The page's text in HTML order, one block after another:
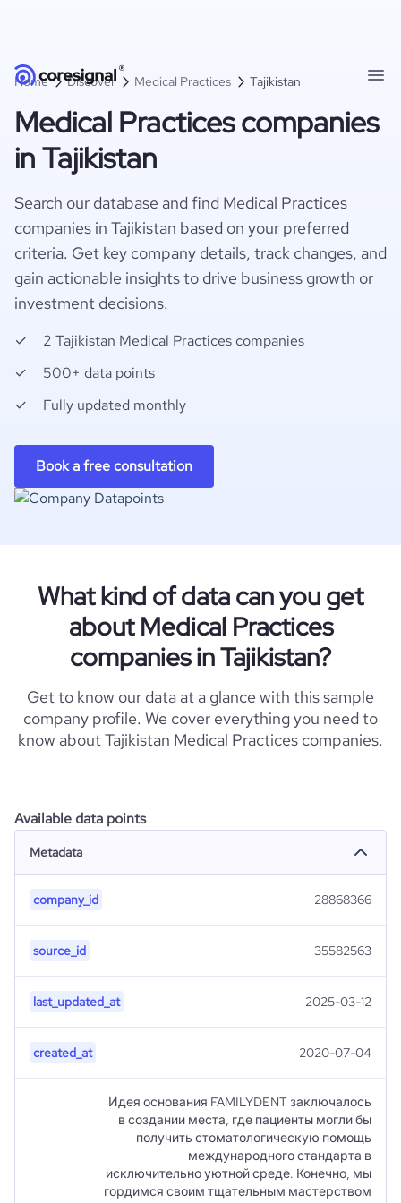
Home Discover Medical Practices Tajikistan
Medical Practices companies
in Tajikistan
Search our database and find Medical Practices
companies in Tajikistan based on your preferred
criteria. Get key company details, track changes, and
gain actionable insights to drive business growth or
investment decisions.
2 Tajikistan Medical Practices companies
500+ data points
Fully updated monthly
Book a free consultation
What kind of data can you get
about Medical Practices
companies in Tajikistan?
Get to know our data at a glance with this sample
company profile. We cover everything you need to
know about Tajikistan Medical Practices companies.
Available data points
Metadata
company_id 28868366
source_id 35582563
last_updated_at 2025-03-12
created_at 2020-07-04
Идея основания FAMILYDENT заключалось
в создании места, где пациенты могли бы
получить стоматологическую помощь
международного стандарта в
исключительно уютной среде. Конечно, мы
гордимся своим тщательным мастерством